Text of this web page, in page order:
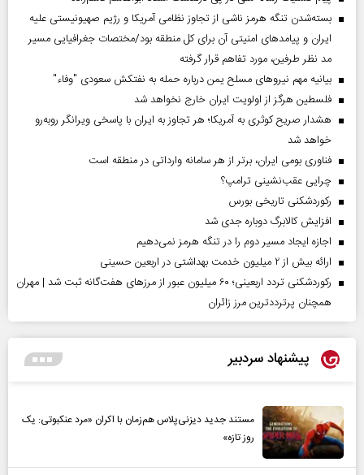
بسته‌شدن تنگه هرمز ناشی از تجاوز نظامی آمریکا و رژیم صهیونیستی علیه
ایران و پیامد‌های امنیتی آن برای کل منطقه بود/مختصات جغرافیایی مسیر
مد نظر طرفین، مورد تفاهم قرار گرفته
بیانیه مهم نیروهای مسلح یمن درباره حمله به نفتکش سعودی "وفاء"
فلسطین هرگز از اولویت ایران خارج نخواهد شد
هشدار صریح کوثری به آمریکا؛ هر تجاوز به ایران با پاسخی ویرانگر روبه‌رو
خواهد شد
فناوری بومی ایران، برتر از هر سامانه وارداتی در منطقه است
چرایی عقب‌نشینی ترامپ؟
رکوردشکنی تاریخی بورس
افزایش کالابرگ دوباره جدی شد
اجازه ایجاد مسیر دوم را در تنگه هرمز نمی‌دهیم
ارائه بیش از ۲ میلیون خدمت بهداشتی در اربعین حسینی
رکوردشکنی تردد اربعینی؛ ۶۰ میلیون عبور از مرزهای هفت‌گانه ثبت شد | مهران
همچنان پرترددترین مرز زائران
پیشنهاد سردبیر
مستند جدید دیزنی‌پلاس هم‌زمان با اکران «مرد عنکبوتی: یک
روز تازه»